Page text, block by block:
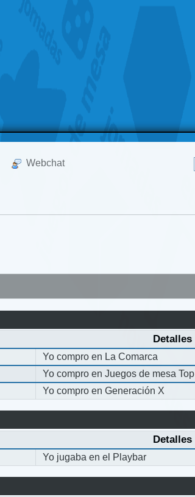
Webchat
Detalles
Yo compro en La Comarca
Yo compro en Juegos de mesa Top
Yo compro en Generación X
Detalles
Yo jugaba en el Playbar